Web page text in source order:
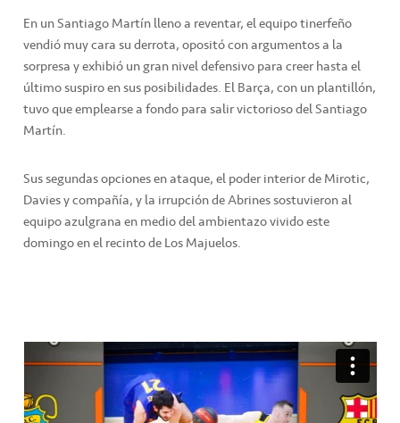
En un Santiago Martín lleno a reventar, el equipo tinerfeño
vendió muy cara su derrota, opositó con argumentos a la
sorpresa y exhibió un gran nivel defensivo para creer hasta el
último suspiro en sus posibilidades. El Barça, con un plantillón,
tuvo que emplearse a fondo para salir victorioso del Santiago
Martín.
Sus segundas opciones en ataque, el poder interior de Mirotic,
Davies y compañía, y la irrupción de Abrines sostuvieron al
equipo azulgrana en medio del ambientazo vivido este
domingo en el recinto de Los Majuelos.